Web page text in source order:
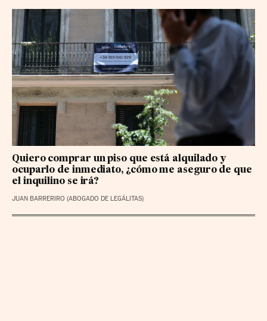
Quiero comprar un piso que está alquilado y
ocuparlo de inmediato, ¿cómo me aseguro de que
el inquilino se irá?
JUAN BARRERIRO (ABOGADO DE LEGÁLITAS)